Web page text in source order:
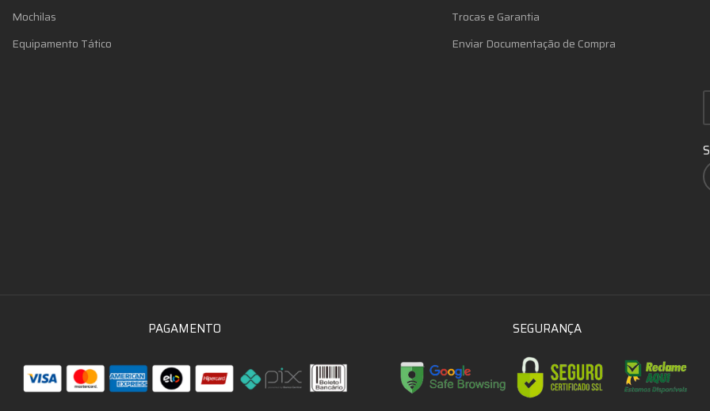
Mochilas
Equipamento Tático
Trocas e Garantia
Enviar Documentação de Compra
PAGAMENTO SEGURANÇA